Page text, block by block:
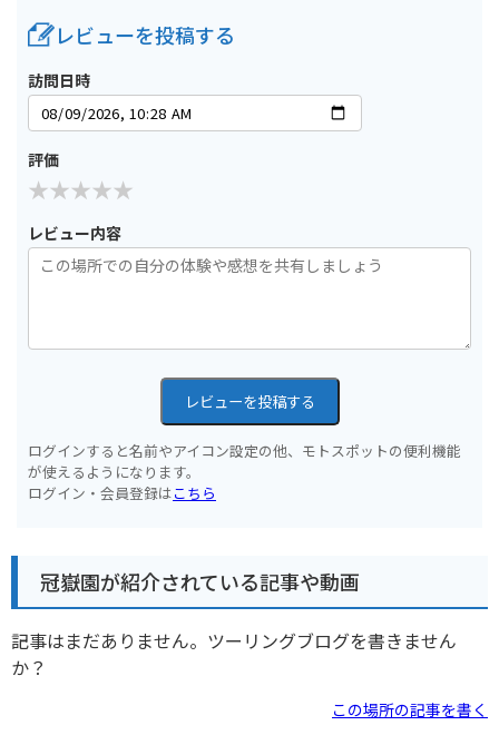
レビューを投稿する
訪問日時
評価
レビュー内容
レビューを投稿する
ログインすると名前やアイコン設定の他、モトスポットの便利機能
が使えるようになります。
ログイン・会員登録はこちら
冠嶽園が紹介されている記事や動画
記事はまだありません。ツーリングブログを書きません
か？
この場所の記事を書く